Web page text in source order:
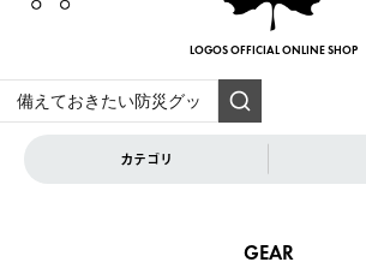
LOGOS OFFICIAL ONLINE SHOP
カテゴリ
GEAR